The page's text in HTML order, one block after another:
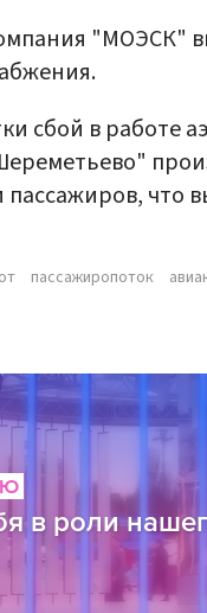
"МОЭСК"
сбой в работе
что
пассажиропоток